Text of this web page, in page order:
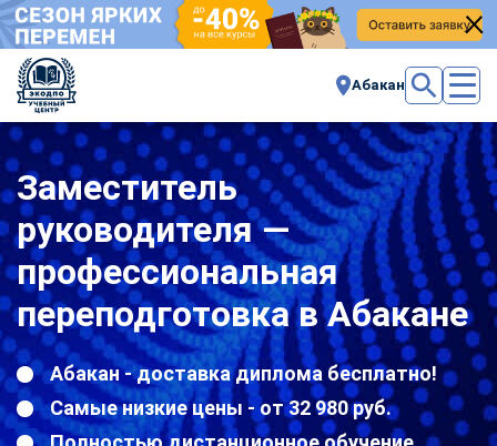
Абакан
Заместитель
руководителя —
профессиональная
переподготовка в Абакане
Абакан - доставка диплома бесплатно!
Самые низкие цены - от 32 980 руб.